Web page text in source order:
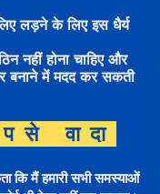
लड़ने के लिए इस धैर्य
नहीं होना चाहिए और
बनाने में मदद कर सकती
वादा
कि मैं हमारी सभी समस्याओं